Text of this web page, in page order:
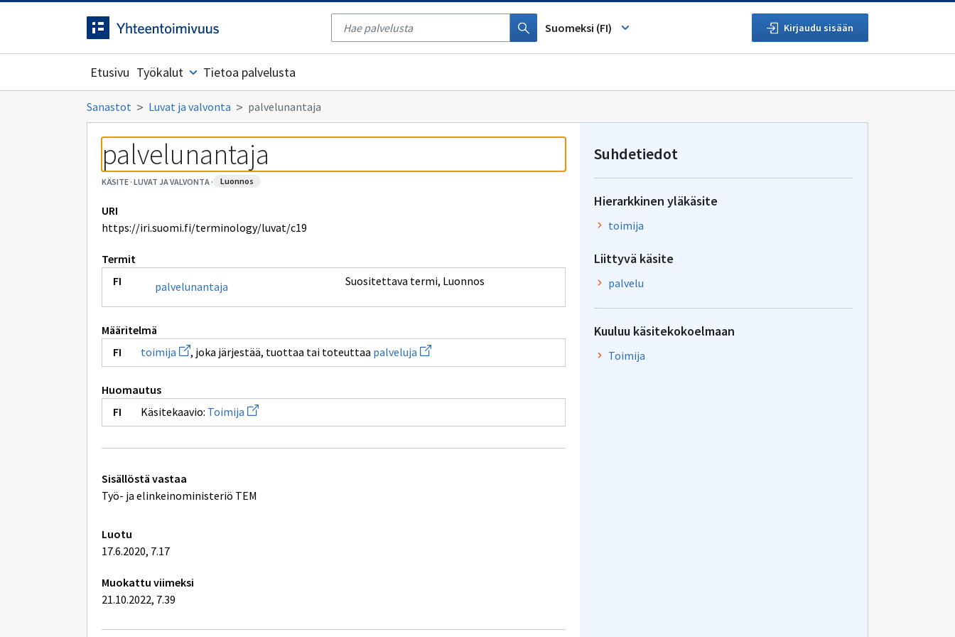
Siirrytty
Tyhjennä
haku
Suomeksi (FI) Kirjaudu sisään
Etusivu Työkalut Tietoa palvelusta
Sanastot Luvat ja valvonta palvelunantaja
palvelunantaja
KÄSITE· LUVAT JA VALVONTA· luonnos
URI
https://iri.suomi.fi/terminology/luvat/c19
Termit
palvelunantaja
Suositettava termi, Luonnos
Määritelmä
toimija Avaa
uuden
ikkunan
, joka järjestää, tuottaa tai toteuttaa palveluja Avaa
uuden
ikkunan
Huomautus
Käsitekaavio: Toimija Avaa
uuden
ikkunan
Tekniset
lisätiedot
Sisällöstä vastaa
Työ- ja elinkeinoministeriö TEM
Luotu
17.6.2020, 7.17
Muokattu viimeksi
21.10.2022, 7.39
Suhdetiedot
Hierarkkinen yläkäsite
toimija
Liittyvä käsite
palvelu
Kuuluu käsitekokoelmaan
Toimija